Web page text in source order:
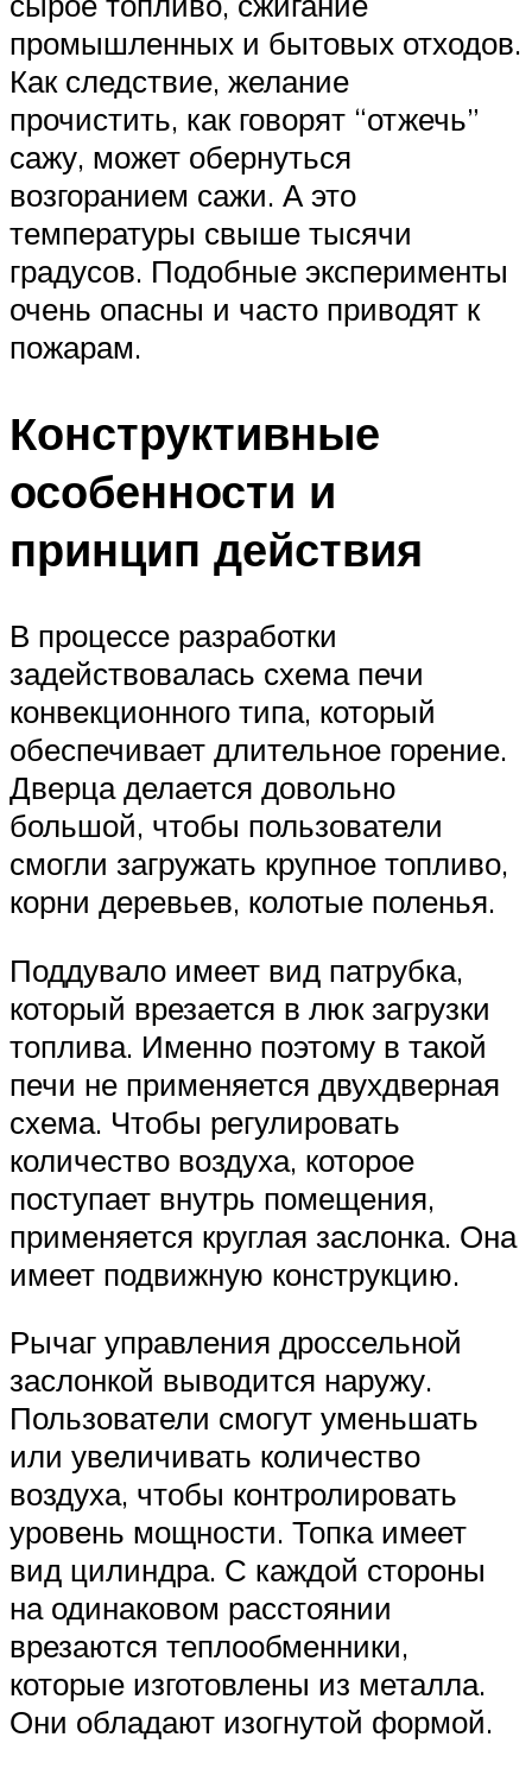
промышленных и бытовых отходов.
Как следствие, желание
прочистить, как говорят “отжечь”
сажу, может обернуться
возгоранием сажи. А это
температуры свыше тысячи
градусов. Подобные эксперименты
очень опасны и часто приводят к
пожарам.
Конструктивные
особенности и
принцип действия
В процессе разработки
задействовалась схема печи
конвекционного типа, который
обеспечивает длительное горение.
Дверца делается довольно
большой, чтобы пользователи
смогли загружать крупное топливо,
корни деревьев, колотые поленья.
Поддувало имеет вид патрубка,
который врезается в люк загрузки
топлива. Именно поэтому в такой
печи не применяется двухдверная
схема. Чтобы регулировать
количество воздуха, которое
поступает внутрь помещения,
применяется круглая заслонка. Она
имеет подвижную конструкцию.
Рычаг управления дроссельной
заслонкой выводится наружу.
Пользователи смогут уменьшать
или увеличивать количество
воздуха, чтобы контролировать
уровень мощности. Топка имеет
вид цилиндра. С каждой стороны
на одинаковом расстоянии
врезаются теплообменники,
которые изготовлены из металла.
Они обладают изогнутой формой.